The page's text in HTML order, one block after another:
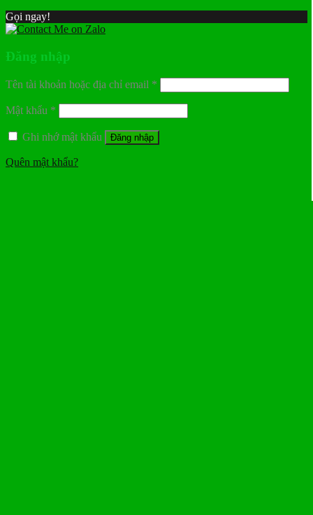
Gọi ngay!
Đăng nhập
Tên tài khoản hoặc địa chỉ email *
Mật khẩu *
Ghi nhớ mật khẩu Đăng nhập
Quên mật khẩu?